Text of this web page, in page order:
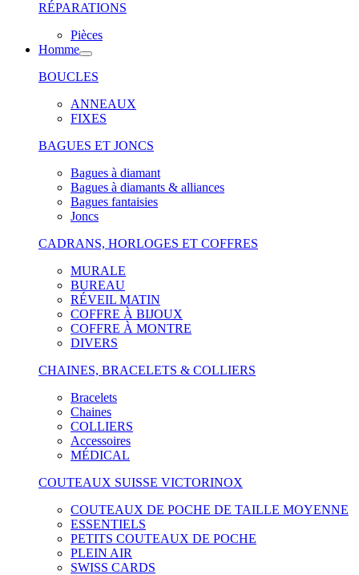
RÉPARATIONS
Pièces
Homme
BOUCLES
ANNEAUX
FIXES
BAGUES ET JONCS
Bagues à diamant
Bagues à diamants & alliances
Bagues fantaisies
Joncs
CADRANS, HORLOGES ET COFFRES
MURALE
BUREAU
RÉVEIL MATIN
COFFRE À BIJOUX
COFFRE À MONTRE
DIVERS
CHAINES, BRACELETS & COLLIERS
Bracelets
Chaines
COLLIERS
Accessoires
MÉDICAL
COUTEAUX SUISSE VICTORINOX
COUTEAUX DE POCHE DE TAILLE MOYENNE
ESSENTIELS
PETITS COUTEAUX DE POCHE
PLEIN AIR
SWISS CARDS